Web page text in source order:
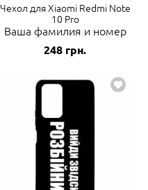
Чехол для Xiaomi Redmi Note
10 Pro
Ваша фамилия и номер
248 грн.